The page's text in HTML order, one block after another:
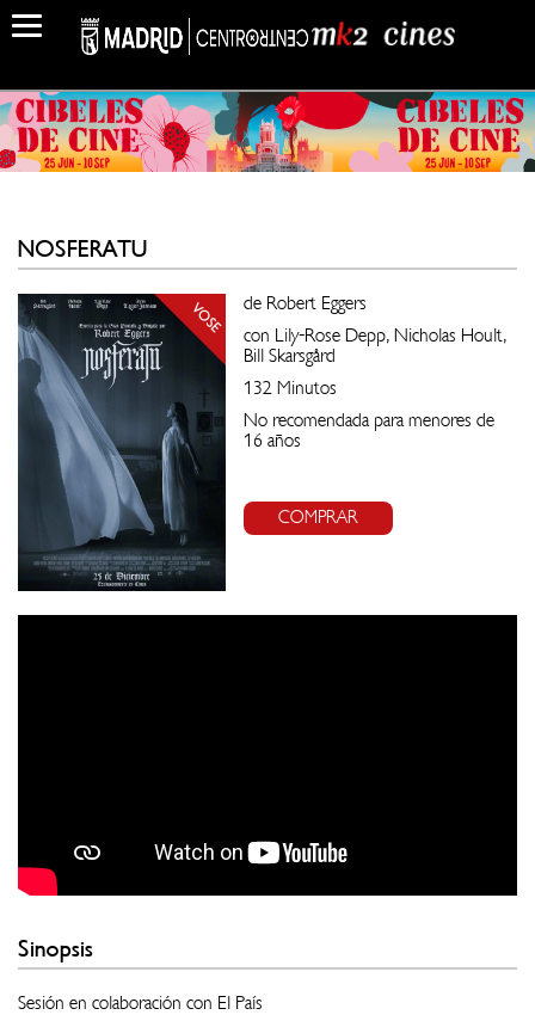
NOSFERATU
VOSE
de Robert Eggers
con Lily-Rose Depp, Nicholas Hoult,
Bill Skarsgård
132 Minutos
No recomendada para menores de
16 años
COMPRAR
Sinopsis
Sesión en colaboración con El País